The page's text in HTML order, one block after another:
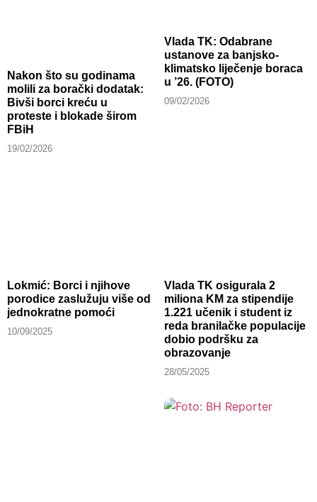
Nakon što su godinama
molili za borački dodatak:
Bivši borci kreću u
proteste i blokade širom
FBiH
19/02/2026
Vlada TK: Odabrane
ustanove za banjsko-
klimatsko liječenje boraca
u ’26. (FOTO)
09/02/2026
Lokmić: Borci i njihove
porodice zaslužuju više od
jednokratne pomoći
10/09/2025
Vlada TK osigurala 2
miliona KM za stipendije
1.221 učenik i student iz
reda branilačke populacije
dobio podršku za
obrazovanje
28/05/2025